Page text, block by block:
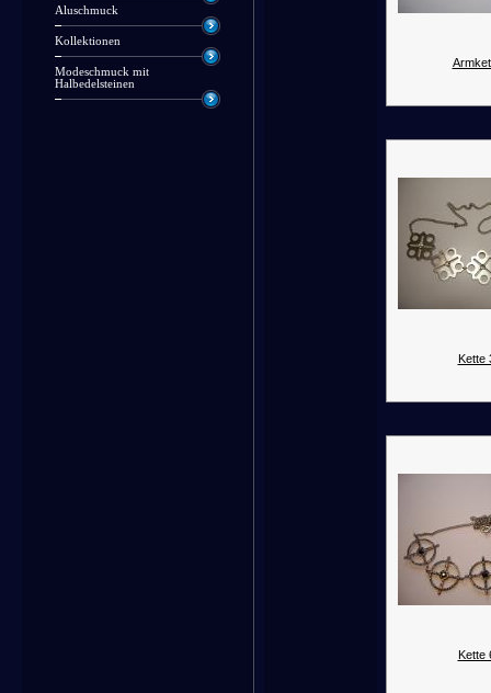
Aluschmuck
Kollektionen
Modeschmuck mit
Halbedelsteinen
Kette
Kette